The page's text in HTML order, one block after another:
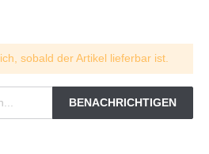
sobald der Artikel lieferbar ist.
BENACHRICHTIGEN